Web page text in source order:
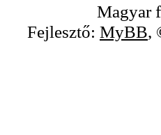
Magyar
Fejlesztő: MyBB,